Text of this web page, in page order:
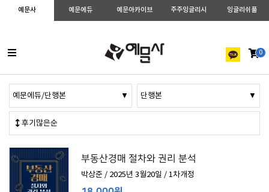
예문사 예문에듀 예문아카이브 주주잉글리시 잉글리쉬풀
0
예문에듀/단행본 ▼ 단행본 ▼
후기많은순
부동산경매 절차와 권리 분석
박상준 / 2025년 3월20일 / 1차개정